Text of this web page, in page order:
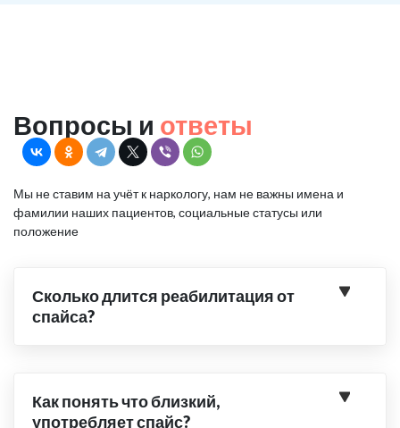
Вопросы и ответы
Мы не ставим на учёт к наркологу, нам не важны имена и
фамилии наших пациентов, социальные статусы или
положение
Сколько длится реабилитация от
спайса?
Как понять что близкий,
употребляет спайс?